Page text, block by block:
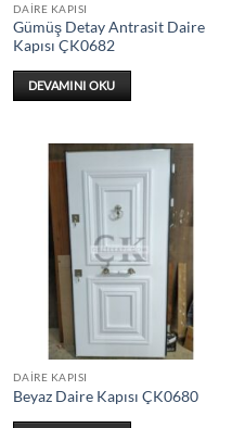
DAIRE KAPISI
Gümüş Detay Antrasit Daire
Kapısı ÇK0682
DEVAMINI OKU
DAIRE KAPISI
Beyaz Daire Kapısı ÇK0680